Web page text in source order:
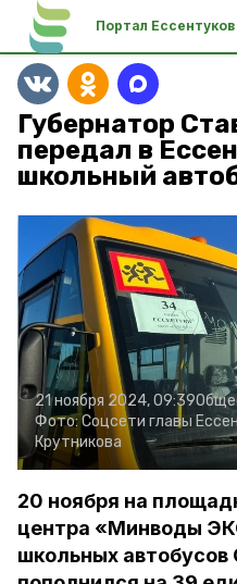
Портал Ессентуков
Губернатор
передал в
школьный
21 ноября 2024, 09:39
Фото:Соцсети главы
Крутникова
20 ноября на
центра «Минводы
школьных автобусов